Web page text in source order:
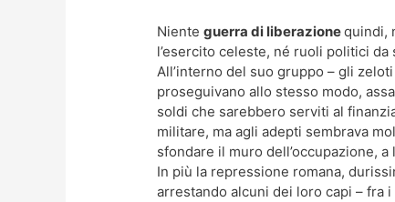
Nienteguerra di liberazionequindi,
l’esercito celeste, né ruoli politici
All’interno del suo gruppo – gli
proseguivano allo stesso modo,
soldi che sarebbero serviti al
militare, ma agli adepti sembrava
sfondare il muro dell’occupazione,
In più la repressione romana,
arrestando alcuni dei loro capi – fra